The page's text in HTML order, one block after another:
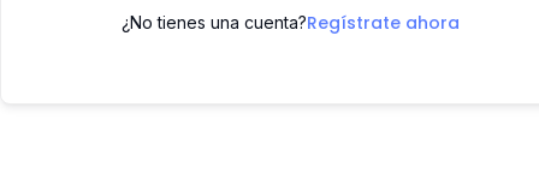
¿No tienes una cuenta?Regístrate ahora